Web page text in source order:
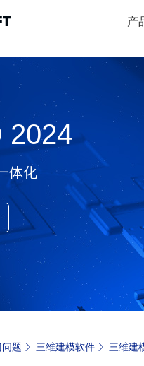
产
2024
体化
题 三维建模软件 三维建